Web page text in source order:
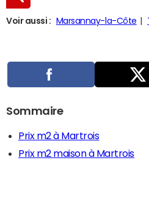
Voir aussi : Marsannay-la-Côte
Sommaire
Prix m2 à Martrois
Prix m2 maison à Martrois